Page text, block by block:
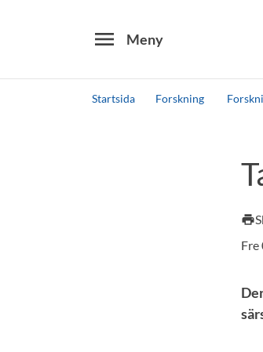
menu Meny
Startsida Forskning
Detta är vår testmiljö -
print
Fre